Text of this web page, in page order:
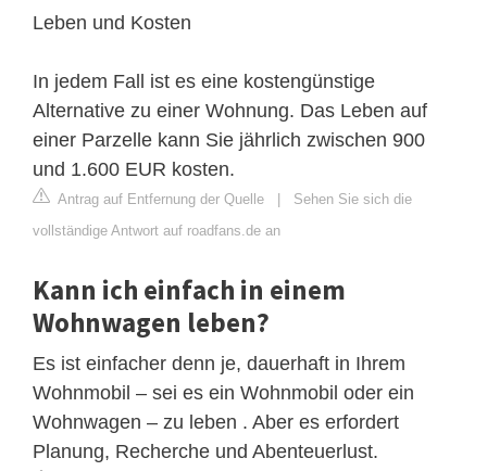
Leben und Kosten
In jedem Fall ist es eine kostengünstige
Alternative zu einer Wohnung. Das Leben auf
einer Parzelle kann Sie jährlich zwischen 900
und 1.600 EUR kosten.
Antrag auf Entfernung der Quelle | Sehen Sie sich die
vollständige Antwort auf roadfans.de an
Kann ich einfach in einem
Wohnwagen leben?
Es ist einfacher denn je, dauerhaft in Ihrem
Wohnmobil – sei es ein Wohnmobil oder ein
Wohnwagen – zu leben . Aber es erfordert
Planung, Recherche und Abenteuerlust.